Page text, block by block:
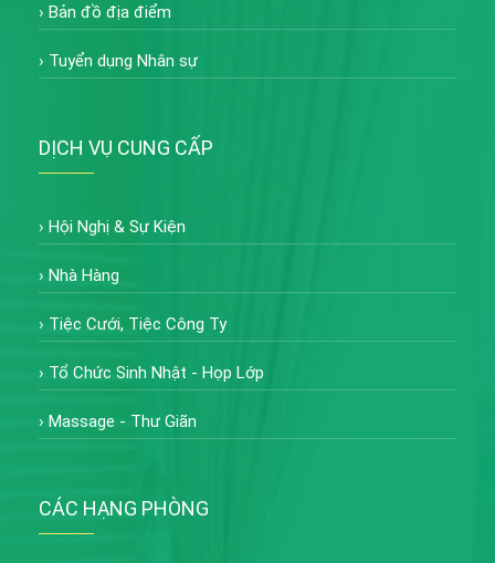
› Bản đồ địa điểm
› Tuyển dụng Nhân sự
DỊCH VỤ CUNG CẤP
› Hội Nghị & Sự Kiện
› Nhà Hàng
› Tiệc Cưới, Tiệc Công Ty
› Tổ Chức Sinh Nhật - Họp Lớp
› Massage - Thư Giãn
CÁC HẠNG PHÒNG